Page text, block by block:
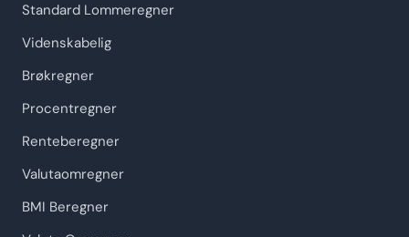
Standard Lommeregner
Videnskabelig
Brøkregner
Procentregner
Renteberegner
Valutaomregner
BMI Beregner